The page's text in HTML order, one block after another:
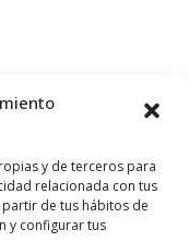
y de terceros para
relacionada con tus
de tus hábitos de
y configurar tus
EUROPEU